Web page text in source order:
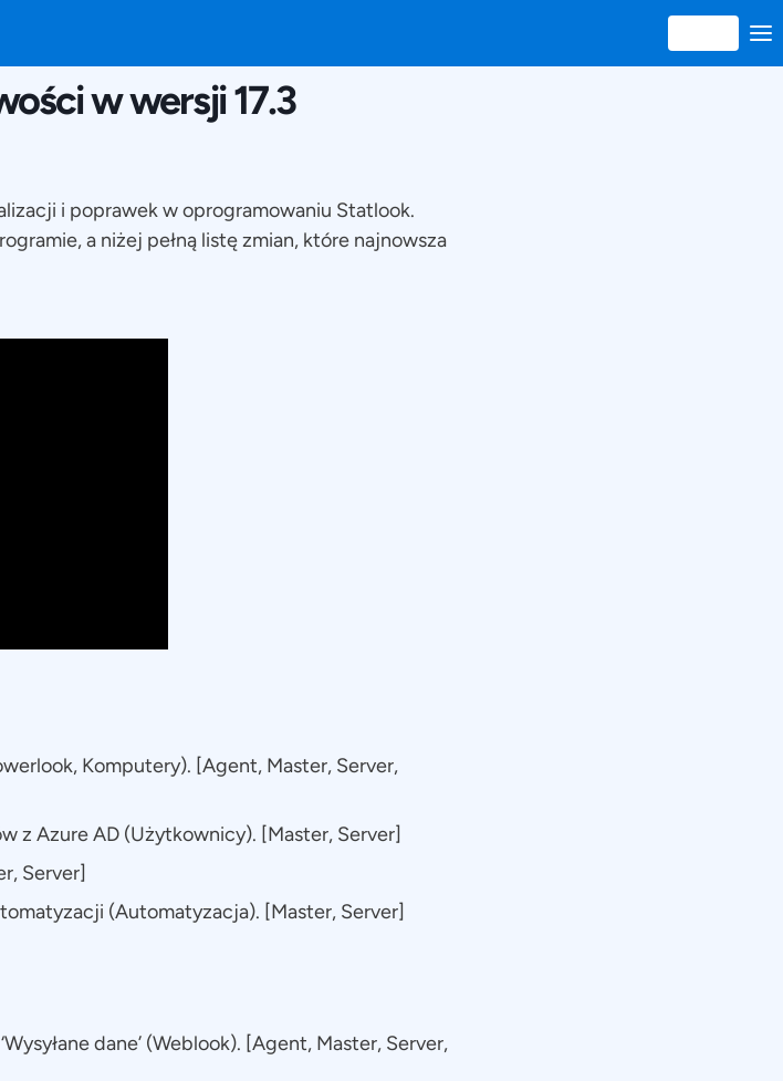
w wersji 17.3
i poprawek w oprogramowaniu Statlook.
a niżej pełną listę zmian, które najnowsza
Komputery). [Agent, Master, Server,
z Azure AD (Użytkownicy). [Master, Server]
Server]
(Automatyzacja). [Master, Server]
dane’ (Weblook). [Agent, Master, Server,